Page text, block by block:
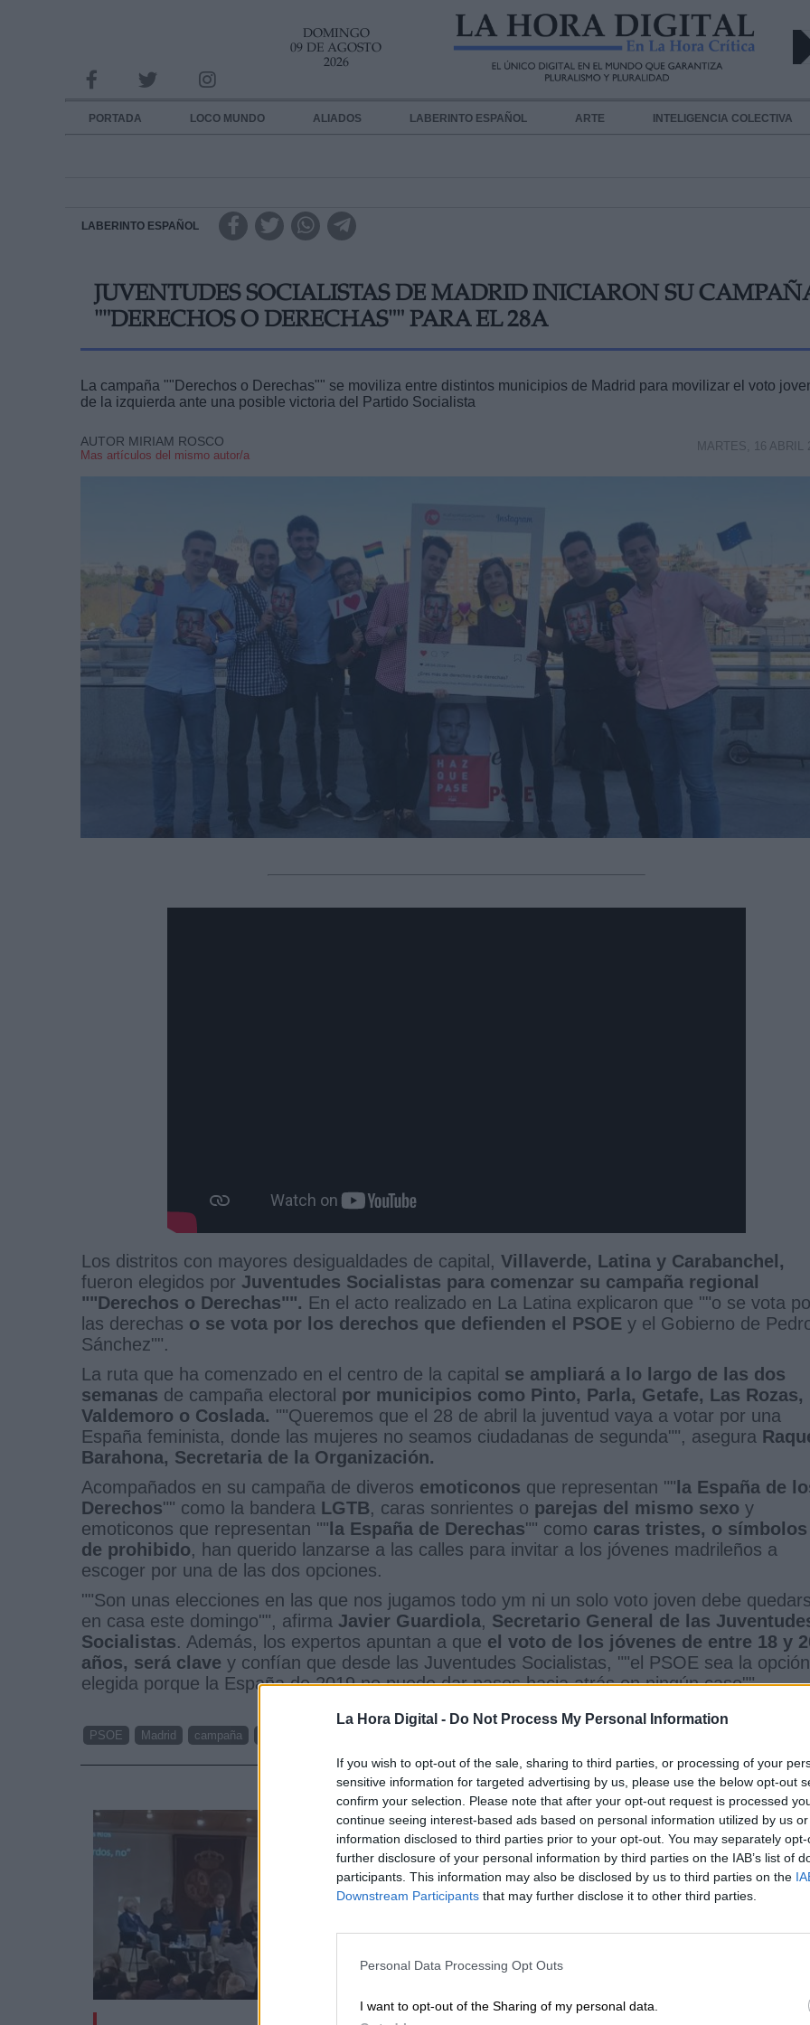
La Hora Digital - Do Not Process My Personal Information
If you wish to opt-out of the sale, sharing to third parties, or processing of your
sensitive information for targeted advertising by us, please use the below opt-out
confirm your selection. Please note that after your opt-out request is processed
continue seeing interest-based ads based on personal information utilized by us
information disclosed to third parties prior to your opt-out. You may separately
further disclosure of your personal information by third parties on the IAB’s list of
participants. This information may also be disclosed by us to third parties on the
Downstream Participants that may further disclose it to other third parties.
Personal Data Processing Opt Outs
I want to opt-out of the Sharing of my personal data.
DOMINGO
09 DE AGOSTO
2026
PORTADA LOCO MUNDO ALIADOS LABERINTO ESPAÑOL ARTE INTELIGENCIA COLECTIVA
LABERINTO ESPAÑOL
JUVENTUDES SOCIALISTAS DE MADRID INICIARON SU
""DERECHOS O DERECHAS"" PARA EL 28A
La campaña ""Derechos o Derechas"" se moviliza entre distintos municipios de Madrid para movilizar el voto
de la izquierda ante una posible victoria del Partido Socialista
AUTOR MIRIAM ROSCO
Mas artículos del mismo autor/a
MARTES, 16 ABRIL
Los distritos con mayores desigualdades de capital, Villaverde, Latina y Carabanchel,
fueron elegidos por Juventudes Socialistas para comenzar su campaña regional
""Derechos o Derechas"". En el acto realizado en La Latina explicaron que ""o se vota
las derechas o se vota por los derechos que defienden el PSOE y el Gobierno de
Sánchez"".
La ruta que ha comenzado en el centro de la capital se ampliará a lo largo de las dos
semanas de campaña electoral por municipios como Pinto, Parla, Getafe, Las Rozas,
Valdemoro o Coslada. ""Queremos que el 28 de abril la juventud vaya a votar por una
España feminista, donde las mujeres no seamos ciudadanas de segunda"", asegura
Barahona, Secretaria de la Organización.
Acompañados en su campaña de diveros emoticonos que representan ""la España de
Derechos"" como la bandera LGTB, caras sonrientes o parejas del mismo sexo y
emoticonos que representan ""la España de Derechas"" como caras tristes, o símbolos
de prohibido, han querido lanzarse a las calles para invitar a los jóvenes madrileños a
escoger por una de las dos opciones.
""Son unas elecciones en las que nos jugamos todo ym ni un solo voto joven debe
en casa este domingo"", afirma Javier Guardiola, Secretario General de las
Socialistas. Además, los expertos apuntan a que el voto de los jóvenes de entre 18 y
años, será clave y confían que desde las Juventudes Socialistas, ""el PSOE sea la opción
elegida porque la España de 2019 no puede dar pasos hacia atrás en ningún caso"".
PSOE Madrid campaña
NOTICIAS RELACIONADAS
INFORMACION SOBRE LA PROTECCIÓN DE TUS DATOS
Responsable:
Destinatarios:
link
Información adicional
link